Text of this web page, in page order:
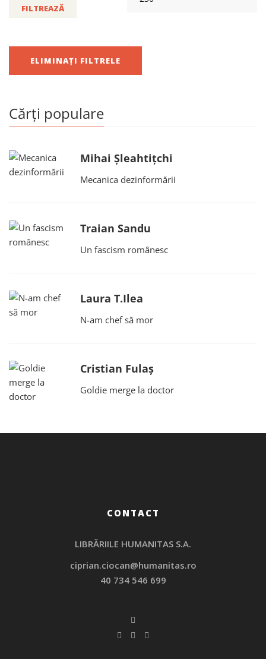
FILTREAZĂ
ELIMINAȚI FILTRELE
Cărți populare
Mihai Șleahtițchi
Mecanica dezinformării
Traian Sandu
Un fascism românesc
Laura T.Ilea
N-am chef să mor
Cristian Fulaș
Goldie merge la doctor
CONTACT
LIBRĂRIILE HUMANITAS S.A.
ciprian.ciocan@humanitas.ro
40 734 546 699